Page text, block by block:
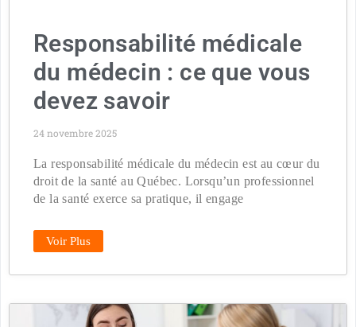
Responsabilité médicale
du médecin : ce que vous
devez savoir
24 novembre 2025
La responsabilité médicale du médecin est au cœur du
droit de la santé au Québec. Lorsqu’un professionnel
de la santé exerce sa pratique, il engage
Voir Plus